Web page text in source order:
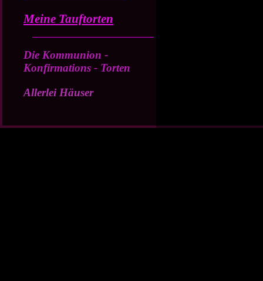
Meine Tauftorten
Die Kommunion -
Konfirmations - Torten
Allerlei Häuser